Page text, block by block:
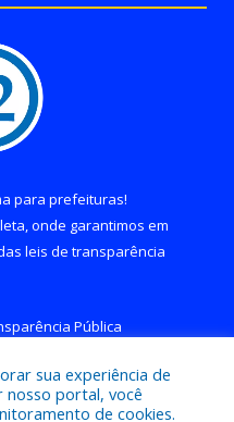
para prefeituras!
onde garantimos em
leis de transparência
Pública
sua experiência de
nosso portal, você
de cookies.